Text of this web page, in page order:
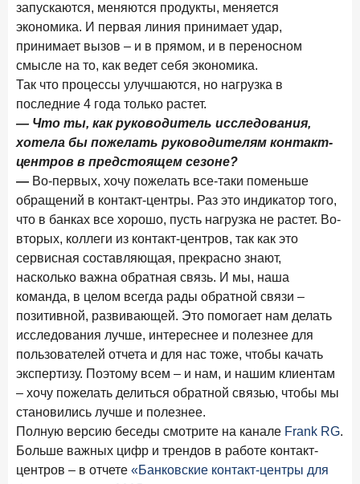
запускаются, меняются продукты, меняется
экономика. И первая линия принимает удар,
принимает вызов – и в прямом, и в переносном
смысле на то, как ведет себя экономика.
Так что процессы улучшаются, но нагрузка в
последние 4 года только растет.
— Что ты, как руководитель исследования,
хотела бы пожелать руководителям контакт-
центров в предстоящем сезоне?
— Во-первых, хочу пожелать все-таки поменьше
обращений в контакт-центры. Раз это индикатор того,
что в банках все хорошо, пусть нагрузка не растет. Во-
вторых, коллеги из контакт-центров, так как это
сервисная составляющая, прекрасно знают,
насколько важна обратная связь. И мы, наша
команда, в целом всегда рады обратной связи –
позитивной, развивающей. Это помогает нам делать
исследования лучше, интереснее и полезнее для
пользователей отчета и для нас тоже, чтобы качать
экспертизу. Поэтому всем – и нам, и нашим клиентам
– хочу пожелать делиться обратной связью, чтобы мы
становились лучше и полезнее.
Полную версию беседы смотрите на канале Frank RG.
Больше важных цифр и трендов в работе контакт-
центров – в отчете «Банковские контакт-центры для